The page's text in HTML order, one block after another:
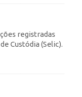
registradas
Custódia (Selic).